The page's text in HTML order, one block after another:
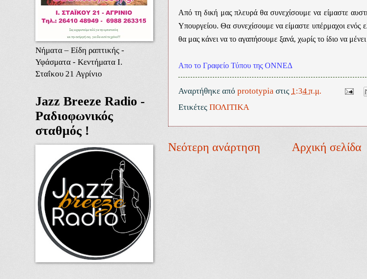
Από τη δική μας πλευρά θα συνεχίσουμε να είμαστε
Υπουργείου. Θα συνεχίσουμε να είμαστε υπέρμαχοι ενός
θα μας κάνει να το αγαπήσουμε ξανά, χωρίς το ίδιο να
Απο το Γραφείο Τύπου της ΟΝΝΕΔ
Αναρτήθηκε από prototypia στις 1:34 π.μ.
Ετικέτες ΠΟΛΙΤΙΚΑ
Νεότερη ανάρτηση Αρχική σελίδα
Νήματα – Είδη ραπτικής -
Υφάσματα - Κεντήματα Ι.
Σταΐκου 21 Αγρίνιο
Jazz Breeze Radio -
Ραδιοφωνικός
σταθμός !